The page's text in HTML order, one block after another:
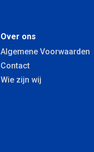
Over ons
Algemene Voorwaarden
Contact
Wie zijn wij